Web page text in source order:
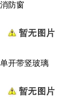
消防窗
单开带竖玻璃